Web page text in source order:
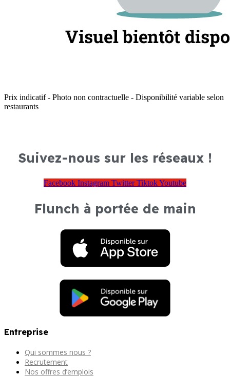
Prix indicatif - Photo non contractuelle - Disponibilité variable selon
restaurants
Suivez-nous sur les réseaux !
Facebook Instagram Twitter TiktokYoutube
Flunch à portée de main
Entreprise
Qui sommes nous ?
Recrutement
Nos offres d’emplois